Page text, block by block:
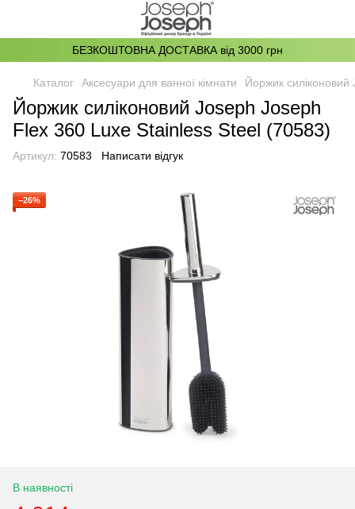
БЕЗКОШТОВНА ДОСТАВКА від 3000 грн
Каталог Аксесуари для ванної кімнати Йоржик
Йоржик силіконовий Joseph Joseph
Flex 360 Luxe Stainless Steel (70583)
Артикул: 70583 Написати відгук
−26%
В наявності